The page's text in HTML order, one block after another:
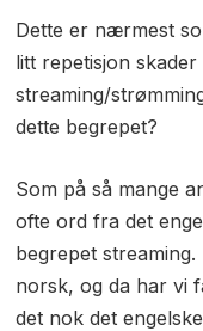
Dette er nærmest
litt repetisjon
streaming/
dette begrepet?
Som på så mange
ofte ord fra det
begrepet
norsk, og da har vi
det nok det